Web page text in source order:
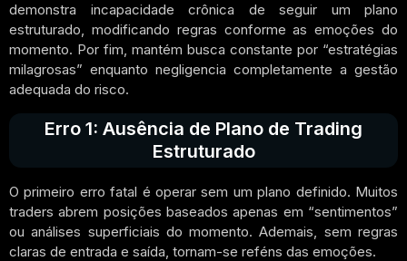
demonstra incapacidade crônica de seguir um plano
estruturado, modificando regras conforme as emoções do
momento. Por fim, mantém busca constante por “estratégias
milagrosas” enquanto negligencia completamente a gestão
adequada do risco.
Erro 1: Ausência de Plano de Trading
Estruturado
O primeiro erro fatal é operar sem um plano definido. Muitos
traders abrem posições baseados apenas em “sentimentos”
ou análises superficiais do momento. Ademais, sem regras
claras de entrada e saída, tornam-se reféns das emoções.